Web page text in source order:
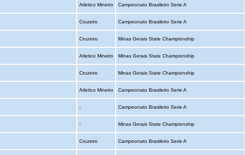
Atletico Mineiro Campeonato Brasileiro Serie A
Cruzeiro Campeonato Brasileiro Serie A
Cruzeiro Minas Gerais State Championship
Atletico Mineiro Minas Gerais State Championship
Cruzeiro Minas Gerais State Championship
Atletico Mineiro Campeonato Brasileiro Serie A
- Campeonato Brasileiro Serie A
- Minas Gerais State Championship
Cruzeiro Campeonato Brasileiro Serie A